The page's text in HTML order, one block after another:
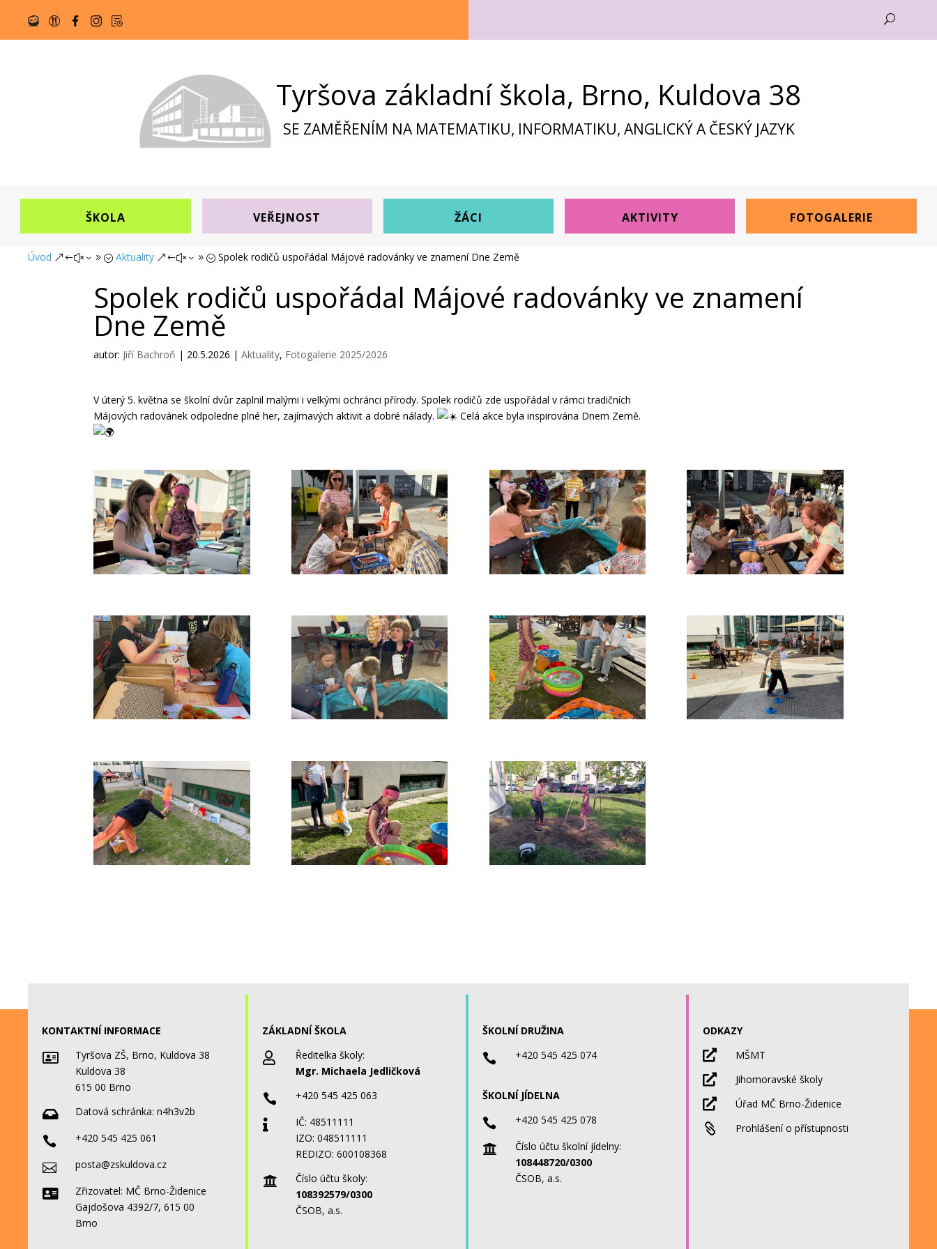
U
Tyršova základní škola, Brno, Kuldova 38
SE ZAMĚŘENÍM NA MATEMATIKU, INFORMATIKU, ANGLICKÝ A ČESKÝ JAZYK
ŠKOLA VEŘEJNOST ŽÁCI AKTIVITY FOTOGALERIE
Úvod &#x39; Aktuality &#x39; Spolek rodičů uspořádal Májové radovánky ve znamení Dne Země
Spolek rodičů uspořádal Májové radovánky ve znamení
Dne Země
autor: Jiří Bachroň | 20.5.2026 |Aktuality, Fotogalerie 2025/2026
V úterý 5. května se školní dvůr zaplnil malými i velkými ochránci přírody. Spolek rodičů zde uspořádal v rámci tradičních
Májových radovánek odpoledne plné her, zajímavých aktivit a dobré nálady.
Celá akce byla inspirována Dnem Země.
KONTAKTNÍ INFORMACE

Tyršova ZŠ, Brno, Kuldova 38
Kuldova 38
615 00 Brno
 Datová schránka: n4h3v2b
 +420 545 425 061
 posta@zskuldova.cz

Zřizovatel: MČ Brno-Židenice
Gajdošova 4392/7, 615 00
Brno
ZÁKLADNÍ ŠKOLA

Ředitelka školy:
Mgr. Michaela Jedličková
 +420 545 425 063

IČ: 48511111
IZO: 048511111
REDIZO: 600108368

Číslo účtu školy:
108392579/0300
ČSOB, a.s.
ŠKOLNÍ DRUŽINA
 +420 545 425 074
ŠKOLNÍ JÍDELNA
 +420 545 425 078

Číslo účtu školní jídelny:
108448720/0300
ČSOB, a.s.
ODKAZY
 MŠMT
 Jihomoravské školy
 Úřad MČ Brno-Židenice
 Prohlášení o přístupnosti